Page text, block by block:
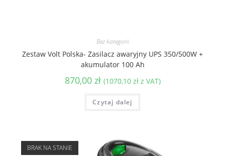
Bez kategorii
Zestaw Volt Polska- Zasilacz awaryjny UPS 350/500W +
akumulator 100 Ah
870,00 zł (1070,10 złz VAT)
Czytaj dalej
BRAK NA STANIE